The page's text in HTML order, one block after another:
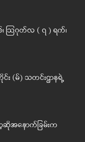
၊ ဩဂုတ်လ ( ၇ ) ရက်၊
(မ်) သတင်းဌာနရဲ့
အနောက်ခြမ်းက